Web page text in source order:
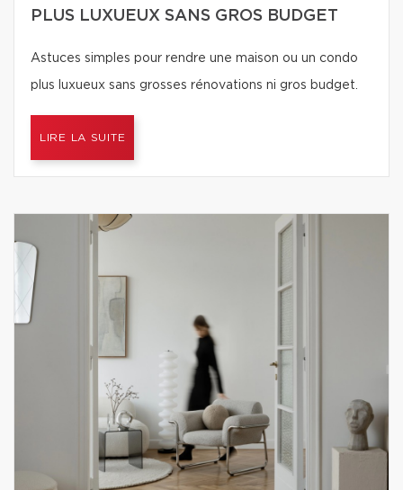
PLUS LUXUEUX SANS GROS BUDGET
Astuces simples pour rendre une maison ou un condo
plus luxueux sans grosses rénovations ni gros budget.
LIRE LA SUITE